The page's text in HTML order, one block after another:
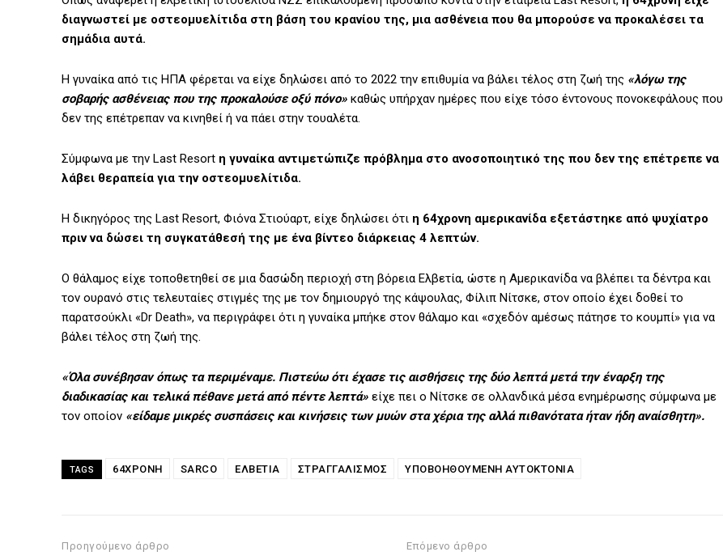
διαγνωστεί με οστεομυελίτιδα στη βάση του κρανίου της, μια ασθένεια που θα μπορούσε να προκαλέσει τα
σημάδια αυτά.
Η γυναίκα από τις ΗΠΑ φέρεται να είχε δηλώσει από το 2022 την επιθυμία να βάλει τέλος στη ζωή της «λόγω της
σοβαρής ασθένειας που της προκαλούσε οξύ πόνο» καθώς υπήρχαν ημέρες που είχε τόσο έντονους πονοκεφάλους που
δεν της επέτρεπαν να κινηθεί ή να πάει στην τουαλέτα.
Σύμφωνα με την Last Resort η γυναίκα αντιμετώπιζε πρόβλημα στο ανοσοποιητικό της που δεν της επέτρεπε να
λάβει θεραπεία για την οστεομυελίτιδα.
Η δικηγόρος της Last Resort, Φιόνα Στιούαρτ, είχε δηλώσει ότι η 64χρονη αμερικανίδα εξετάστηκε από ψυχίατρο
πριν να δώσει τη συγκατάθεσή της με ένα βίντεο διάρκειας 4 λεπτών.
Ο θάλαμος είχε τοποθετηθεί σε μια δασώδη περιοχή στη βόρεια Ελβετία, ώστε η Αμερικανίδα να βλέπει τα δέντρα και
τον ουρανό στις τελευταίες στιγμές της με τον δημιουργό της κάψουλας, Φίλιπ Νίτσκε, στον οποίο έχει δοθεί το
παρατσούκλι «Dr Death», να περιγράφει ότι η γυναίκα μπήκε στον θάλαμο και «σχεδόν αμέσως πάτησε το κουμπί» για να
βάλει τέλος στη ζωή της.
«Όλα συνέβησαν όπως τα περιμέναμε. Πιστεύω ότι έχασε τις αισθήσεις της δύο λεπτά μετά την έναρξη της
διαδικασίας και τελικά πέθανε μετά από πέντε λεπτά» είχε πει ο Νίτσκε σε ολλανδικά μέσα ενημέρωσης σύμφωνα με
τον οποίον «είδαμε μικρές συσπάσεις και κινήσεις των μυών στα χέρια της αλλά πιθανότατα ήταν ήδη αναίσθητη».
TAGS 64ΧΡΟΝΗ SARCO ΕΛΒΕΤΊΑ ΣΤΡΑΓΓΑΛΙΣΜΌΣ ΥΠΟΒΟΗΘΟΎΜΕΝΗ ΑΥΤΟΚΤΟΝΊΑ
Προηγούμενο άρθρο Επόμενο άρθρο